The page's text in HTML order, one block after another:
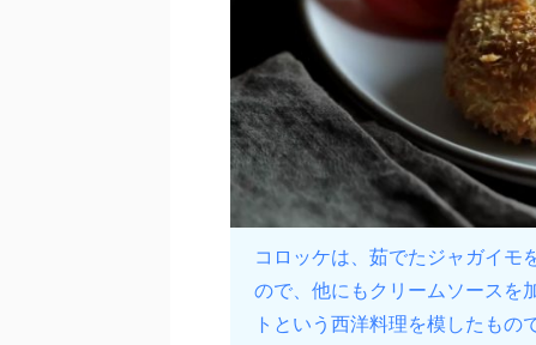
コロッケは、茹でたジャガイモ
ので、他にもクリームソースを
トという西洋料理を模したもの